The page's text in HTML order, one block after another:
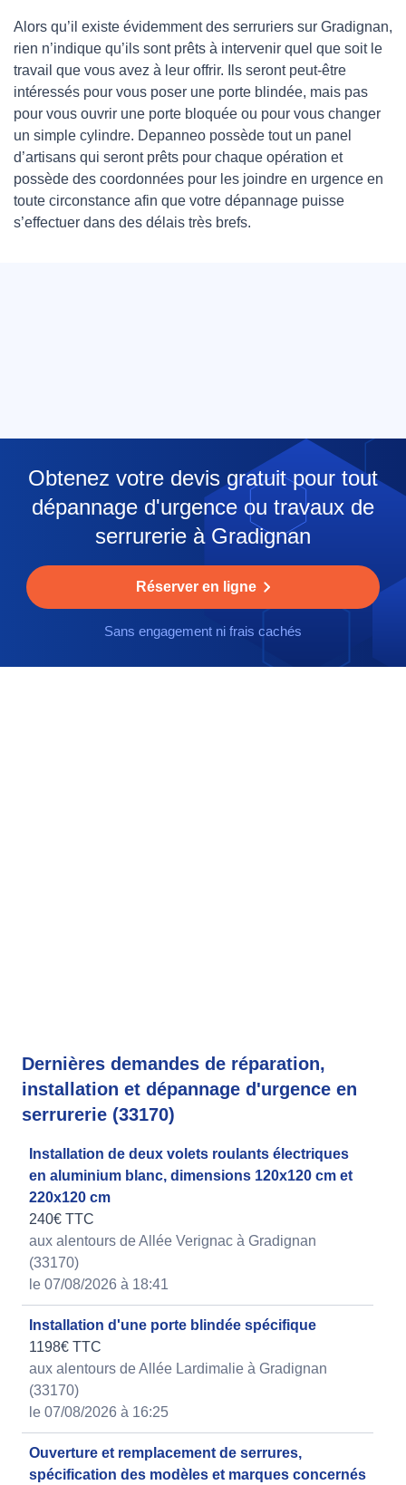
Alors qu’il existe évidemment des serruriers sur Gradignan,
rien n’indique qu’ils sont prêts à intervenir quel que soit le
travail que vous avez à leur offrir. Ils seront peut-être
intéressés pour vous poser une porte blindée, mais pas
pour vous ouvrir une porte bloquée ou pour vous changer
un simple cylindre. Depanneo possède tout un panel
d’artisans qui seront prêts pour chaque opération et
possède des coordonnées pour les joindre en urgence en
toute circonstance afin que votre dépannage puisse
s’effectuer dans des délais très brefs.
Obtenez votre devis gratuit pour tout
dépannage d'urgence ou travaux de
serrurerie à Gradignan
Réserver en ligne
Sans engagement ni frais cachés
Dernières demandes de réparation,
installation et dépannage d'urgence en
serrurerie (33170)
Installation de deux volets roulants électriques
en aluminium blanc, dimensions 120x120 cm et
220x120 cm
240€ TTC
aux alentours de Allée Verignac à Gradignan
(33170)
le 07/08/2026 à 18:41
Installation d'une porte blindée spécifique
1198€ TTC
aux alentours de Allée Lardimalie à Gradignan
(33170)
le 07/08/2026 à 16:25
Ouverture et remplacement de serrures,
spécification des modèles et marques concernés